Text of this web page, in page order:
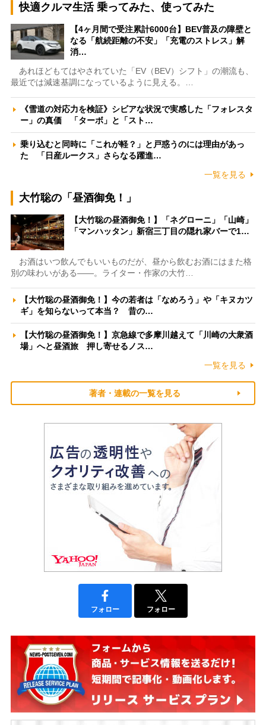
快適クルマ生活 乗ってみた、使ってみた
【4ヶ月間で受注累計6000台】BEV普及の障壁と
なる「航続距離の不安」「充電のストレス」解
消…
あれほどもてはやされていた「EV（BEV）シフト」の潮流も、
最近では減速基調になっているように見える。…
《雪道の対応力を検証》シビアな状況で実感した「フォレスタ
ー」の真価 「ターボ」と「スト…
乗り込むと同時に「これが軽？」と戸惑うのには理由があっ
た 「日産ルークス」さらなる躍進…
一覧を見る
大竹聡の「昼酒御免！」
【大竹聡の昼酒御免！】「ネグローニ」「山崎」
「マンハッタン」新宿三丁目の隠れ家バーで1…
お酒はいつ飲んでもいいものだが、昼から飲むお酒にはまた格
別の味わいがある――。ライター・作家の大竹…
【大竹聡の昼酒御免！】今の若者は「なめろう」や「キヌカツ
ギ」を知らないって本当？ 昔の…
【大竹聡の昼酒御免！】京急線で多摩川越えて「川崎の大衆酒
場」へと昼酒旅 押し寄せるノス…
一覧を見る
著者・連載の一覧を見る
フォロー フォロー